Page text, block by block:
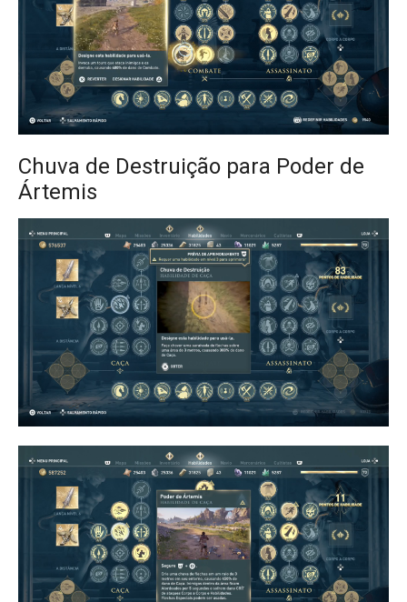
Chuva de Destruição para Poder de
Ártemis